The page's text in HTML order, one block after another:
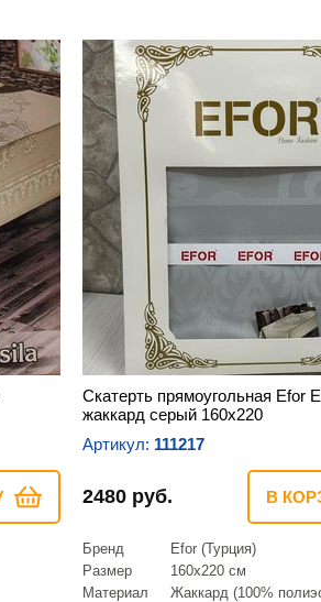
Скатерть прямоугольная Efor
жаккард серый 160х220
Артикул: 111217
2480 руб. В
Бренд
Efor (Турция)
Размер
160х220 см
Материал
Жаккард (100%